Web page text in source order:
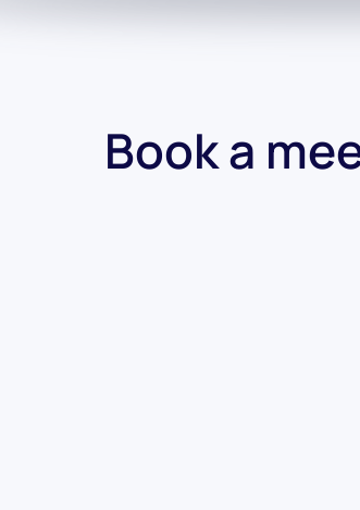
Book a